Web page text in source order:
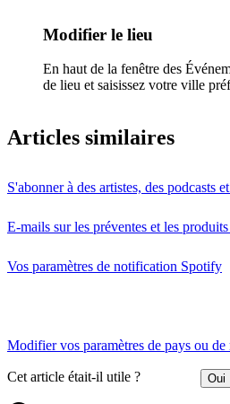
Modifier le lieu
En haut de la fenêtre des
de lieu et saisissez votre ville
Articles similaires
S'abonner à des artistes, des podcasts
E-mails sur les préventes et les
Vos paramètres de notification Spotify
Modifier vos paramètres de pays ou de
Cet article était-il utile ? Oui